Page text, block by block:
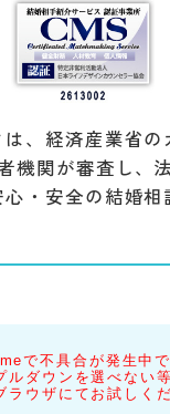
、経済産業省の
機関が審査し、
・安全の結婚相